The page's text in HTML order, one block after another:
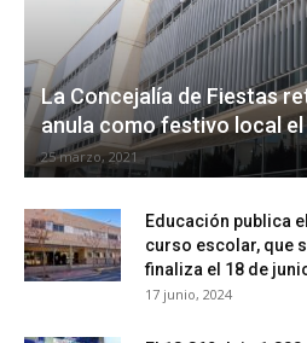
La Concejalía de Fiestas
anula como festivo local el
25 marzo, 2021
Educación publica
curso escolar, que
finaliza el 18 de
17 junio, 2024